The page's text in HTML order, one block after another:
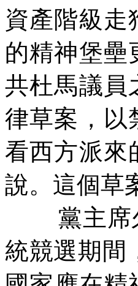
資產階級走
的精神堡壘
共杜馬議員
律草案，以
看西方派來
說。這個草
黨主
統競選期間